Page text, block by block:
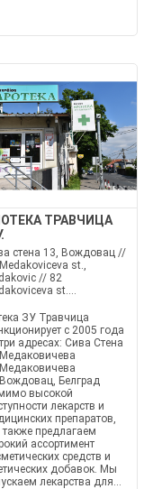
ТРАВЧИЦА
стена 13, Вождовац //
st.,
// 82
st....
ЗУ Травчица
с 2005 года
адресах: Сива Стена
Белград
высокой
лекарств и
препаратов,
предлагаем
ассортимент
средств и
добавок. Мы
лекарства для...